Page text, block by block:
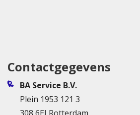
Contactgegevens
BA Service B.V.
Plein 1953 121 3